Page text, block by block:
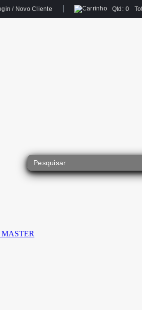
/ Novo Cliente Qtd: 0